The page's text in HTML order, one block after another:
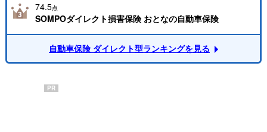
74.5点
SOMPOダイレクト損害保険 おとなの自動車保険
自動車保険 ダイレクト型ランキングを見る
PR